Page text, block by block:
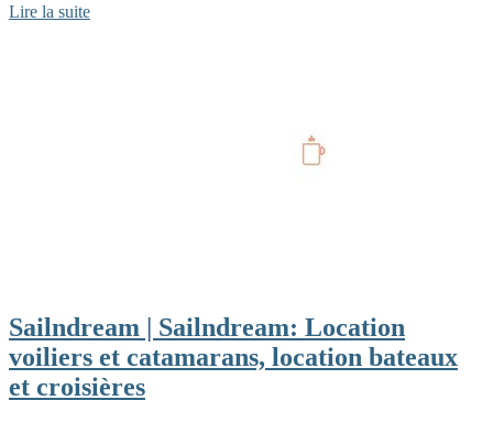
Lire la suite
Sailndream | Sailndream: Location
voiliers et catamarans, location bateaux
et croisières